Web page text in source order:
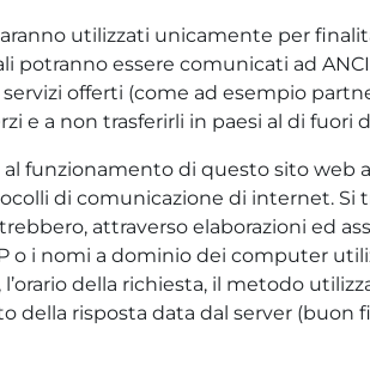
utilizzati unicamente per
essere comunicati ad
offerti (come ad esempio
e a non trasferirli in paesi al di fuori
funzionamento di questo sito web
di comunicazione di internet.
attraverso elaborazioni ed
o i nomi a dominio dei computer
della richiesta, il metodo
risposta data dal server (buon